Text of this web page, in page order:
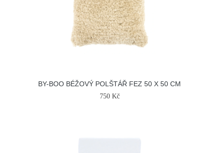
BY-BOO BÉŽOVÝ POLŠTÁŘ FEZ 50 X 50 CM
750 Kč